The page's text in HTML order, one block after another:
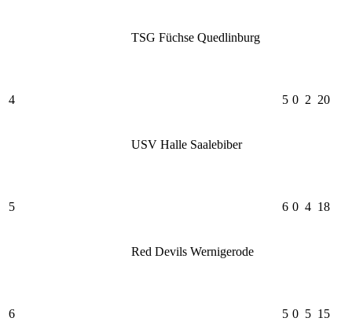
TSG Füchse Quedlinburg
4
USV Halle Saalebiber
5 0 2 20
5
Red Devils Wernigerode
6 0 4 18
6 5 0 5 15